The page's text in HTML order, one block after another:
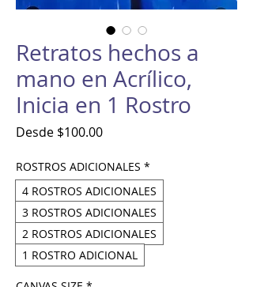
Retratos hechos a
mano en Acrílico,
Inicia en 1 Rostro
Desde $100.00Precio
oferta
ROSTROS ADICIONALES *
4 ROSTROS ADICIONALES
3 ROSTROS ADICIONALES
2 ROSTROS ADICIONALES
1 ROSTRO ADICIONAL